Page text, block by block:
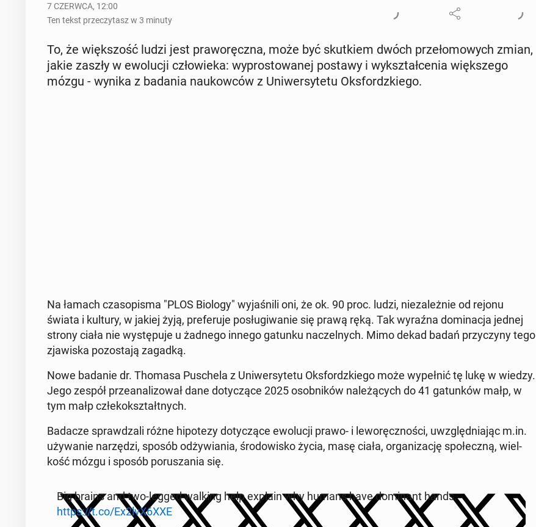
7 CZERWCA, 12:00
Ten tekst przeczytasz w 3 minuty
To, że więk­szość ludzi jest pra­wo­ręcz­na, może być skut­kiem dwóch prze­ło­mo­wych zmian,
jakie zaszły w ewo­lu­cji czło­wie­ka: wy­pro­sto­wa­nej postawy i wy­kształ­ce­nia więk­sze­go
mózgu - wynika z badania na­ukow­ców z Uni­wer­sy­te­tu Oks­fordz­kie­go.
Na łamach cza­so­pi­sma "PLOS Biology" wy­ja­śni­li oni, że ok. 90 proc. ludzi, nie­za­leż­nie od rejonu
świata i kultury, w jakiej żyją, pre­fe­ru­je po­słu­gi­wa­nie się prawą ręką. Tak wyraźna do­mi­na­cja jednej
strony ciała nie wy­stę­pu­je u żadnego innego gatunku na­czel­nych. Mimo dekad badań przy­czy­ny tego
zja­wi­ska po­zo­sta­ją zagadką.
Nowe badanie dr. Thomasa Pu­sche­la z Uni­wer­sy­te­tu Oks­fordz­kie­go może wy­peł­nić tę lukę w wiedzy.
Jego zespół prze­ana­li­zo­wał dane do­ty­czą­ce 2025 osob­ni­ków na­le­żą­cych do 41 ga­tun­ków małp, w
tym małp człe­ko­kształt­nych.
Badacze spraw­dza­li różne hi­po­te­zy do­ty­czą­ce ewo­lu­cji prawo- i le­wo­ręcz­no­ści, uwzględ­nia­jąc m.in.
uży­wa­nie na­rzę­dzi, sposób od­ży­wia­nia, śro­do­wi­sko życia, masę ciała, or­ga­ni­za­cję spo­łecz­ną, wiel­
kość mózgu i sposób po­ru­sza­nia się.
Big brains and two-legged walking help explain why humans have do­mi­nant hands.
https://t.co/Ex2lvX6XXE